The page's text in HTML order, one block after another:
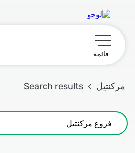
תפריט ראשי
قائمة
مركنتيل Search results